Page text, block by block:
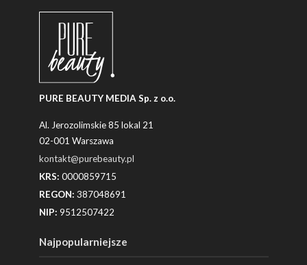
PURE BEAUTY MEDIA Sp. z o.o.
Al. Jerozolimskie 85 lokal 21
02-001 Warszawa
kontakt@purebeauty.pl
KRS: 0000859715
REGON: 387048691
NIP: 9512507422
Najpopularniejsze